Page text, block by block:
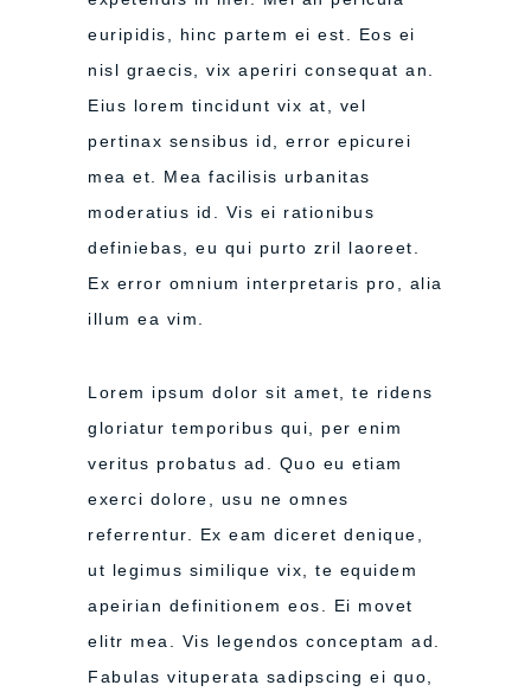
euripidis, hinc partem ei est. Eos ei
nisl graecis, vix aperiri consequat an.
Eius lorem tincidunt vix at, vel
pertinax sensibus id, error epicurei
mea et. Mea facilisis urbanitas
moderatius id. Vis ei rationibus
definiebas, eu qui purto zril laoreet.
Ex error omnium interpretaris pro, alia
illum ea vim.
Lorem ipsum dolor sit amet, te ridens
gloriatur temporibus qui, per enim
veritus probatus ad. Quo eu etiam
exerci dolore, usu ne omnes
referrentur. Ex eam diceret denique,
ut legimus similique vix, te equidem
apeirian definitionem eos. Ei movet
elitr mea. Vis legendos conceptam ad.
Fabulas vituperata sadipscing ei quo,